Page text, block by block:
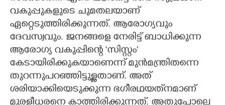
വകുപ്പുകളുടെ ചുമതലയാണ്
ഏറ്റെടുത്തിരിക്കുന്നത്. ആരോഗ്യവും
ദേവസ്വവും. ജനങ്ങളെ നേരിട്ട് ബാധിക്കുന്ന
ആരോഗ്യ വകുപ്പിന്റെ 'സിസ്റ്റം'
കേടായിരിക്കുകയാണെന്ന് മുൻമന്ത്രിതന്നെ
തുറന്നുപറഞ്ഞിട്ടുള്ളതാണ്. അത്
ശരിയാക്കിയെടുക്കുന്ന ഭഗീരഥയത്‌നമാണ്